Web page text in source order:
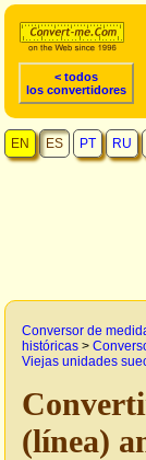
< todos
los convertidores
EN ES PT RU
Conversor de
históricas >
Viejas unidades
(línea)